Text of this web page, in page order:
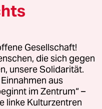
GmbH
oder für Genehmigungen
Richtlinien
Gesellschaft!
die sich gegen
unsere Solidarität.
aus
im Zentrum“ –
linke Kulturzentren